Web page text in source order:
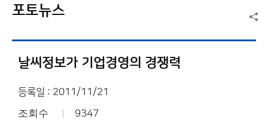
포토뉴스
날씨정보가 기업경영의 경쟁력
등록일 : 2011/11/21
조회수 9347